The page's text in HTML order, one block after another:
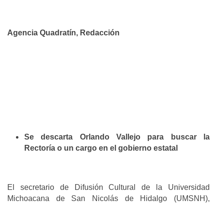
Agencia Quadratín, Redacción
Se descarta Orlando Vallejo para buscar la
Rectoría o un cargo en el gobierno estatal
El secretario de Difusión Cultural de la Universidad
Michoacana de San Nicolás de Hidalgo (UMSNH),